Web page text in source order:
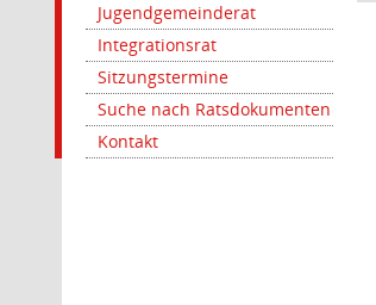
Jugendgemeinderat
Integrationsrat
Sitzungstermine
Suche nach Ratsdokumenten
Kontakt